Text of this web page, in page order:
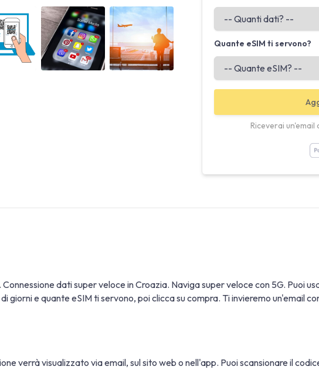
Angled view Angled view Angled view
Quante eSIM ti servono?
Riceverai un'email
dati super veloce in Croazia. Naviga super veloce con 5G. Puoi
giorni e quante eSIM ti servono, poi clicca su compra. Ti invieremo un'email
verrà visualizzato via email, sul sito web o nell'app. Puoi scansionare il